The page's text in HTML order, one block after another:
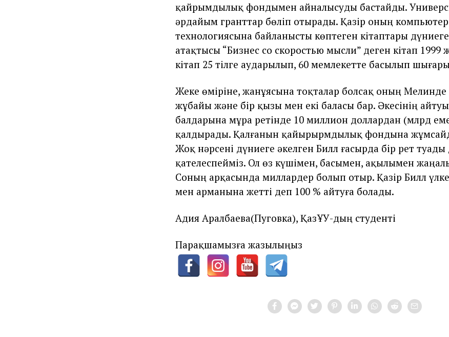
қайрымдылық фондымен айналысуды бастайды.
әрдайым гранттар бөліп отырады. Қазір оның компьютер
технологиясына байланысты көптеген кітаптары
атақтысы “Бизнес со скоростью мысли” деген кітап 1999
кітап 25 тілге аударылып, 60 мемлекетте басылып
Жеке өміріне, жанұясына тоқталар болсақ оның
жұбайы және бір қызы мен екі баласы бар. Әкесінің
балдарына мұра ретінде 10 миллион доллардан (млрд
қалдырады. Қалғанын қайырырмдылық фондына
Жоқ нәрсені дүниеге әкелген Билл ғасырда бір рет туады
қателеспейміз. Ол өз күшімен, басымен, ақылымен
Соның арқасында миллардер болып отыр. Қазір Билл
мен арманына жетті деп 100 % айтуға болады.
Адия Аралбаева(Пуговка), ҚазҰУ-дың студенті
Парақшамызға жазылыңыз